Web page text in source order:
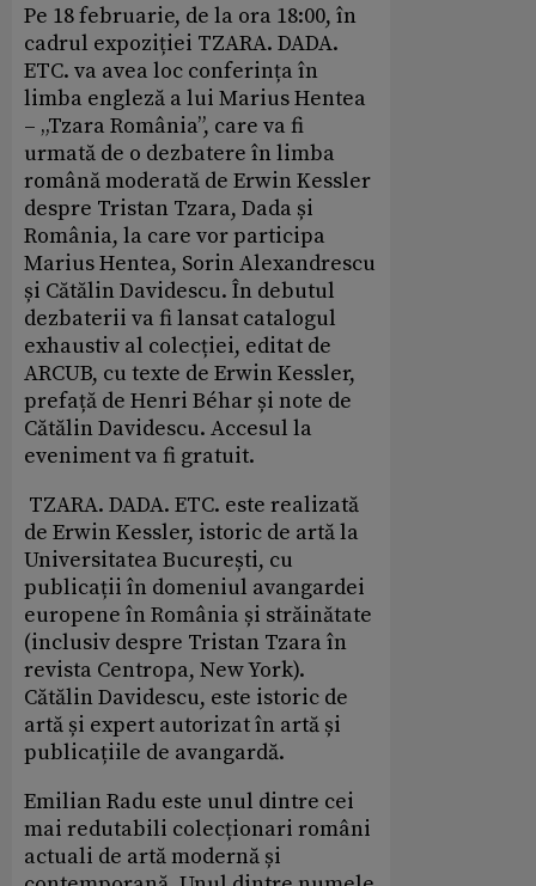
Pe 18 februarie, de la ora 18:00, în
cadrul expoziției TZARA. DADA.
ETC. va avea loc conferința în
limba engleză a lui Marius Hentea
– „Tzara România”, care va fi
urmată de o dezbatere în limba
română moderată de Erwin Kessler
despre Tristan Tzara, Dada și
România, la care vor participa
Marius Hentea, Sorin Alexandrescu
și Cătălin Davidescu. În debutul
dezbaterii va fi lansat catalogul
exhaustiv al colecției, editat de
ARCUB, cu texte de Erwin Kessler,
prefață de Henri Béhar și note de
Cătălin Davidescu. Accesul la
eveniment va fi gratuit.
TZARA. DADA. ETC. este realizată
de Erwin Kessler, istoric de artă la
Universitatea București, cu
publicații în domeniul avangardei
europene în România și străinătate
(inclusiv despre Tristan Tzara în
revista Centropa, New York).
Cătălin Davidescu, este istoric de
artă și expert autorizat în artă și
publicațiile de avangardă.
Emilian Radu este unul dintre cei
mai redutabili colecționari români
actuali de artă modernă și